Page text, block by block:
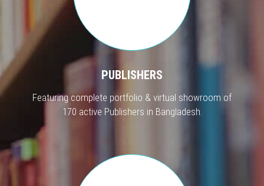
PUBLISHERS
Featuring complete portfolio & virtual showroom of
170 active Publishers in Bangladesh.